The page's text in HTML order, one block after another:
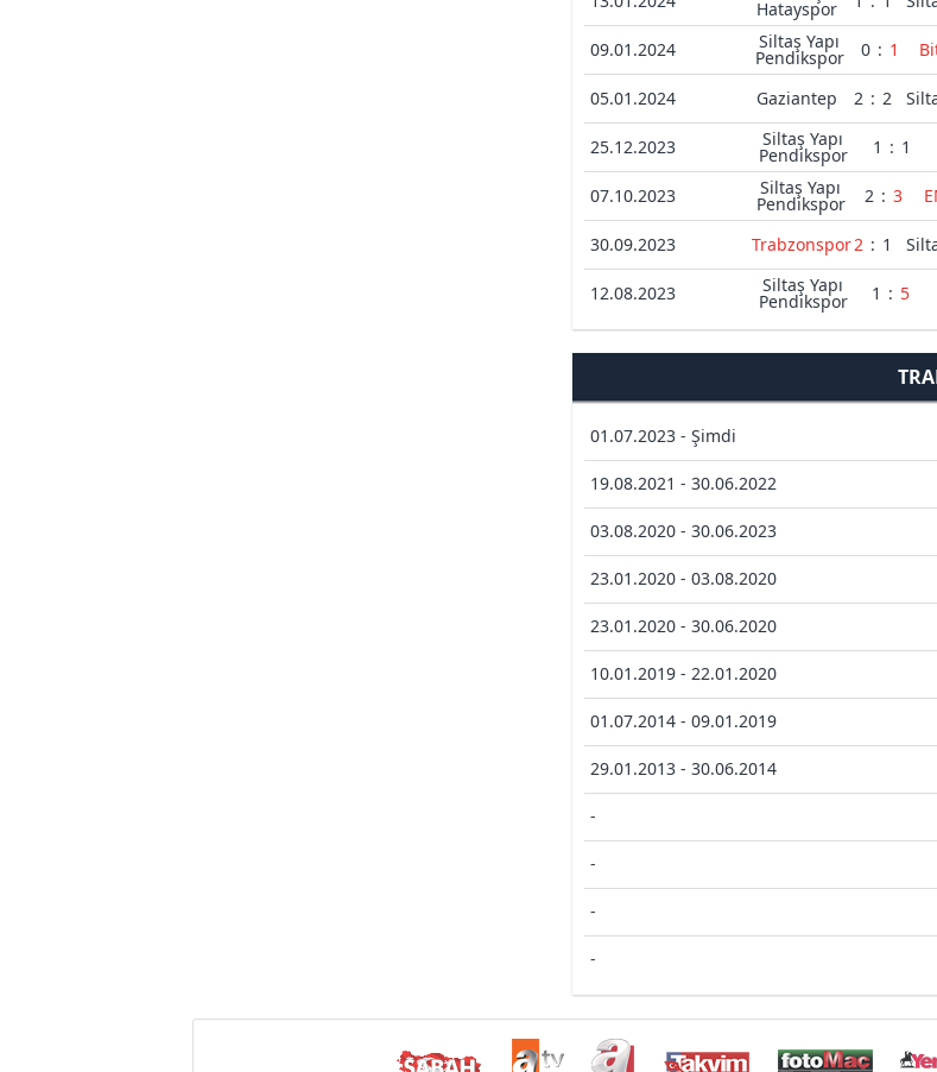
Hatayspor
09.01.2024 Siltaş Yapı
Pendikspor 0 : 1
05.01.2024 Gaziantep 2 : 2
25.12.2023 Siltaş Yapı
Pendikspor 1 : 1
07.10.2023 Siltaş Yapı
Pendikspor 2 : 3
30.09.2023 Trabzonspor2 : 1
12.08.2023 Siltaş Yapı
Pendikspor 1 : 5
01.07.2023 - Şimdi
19.08.2021 - 30.06.2022
03.08.2020 - 30.06.2023
23.01.2020 - 03.08.2020
23.01.2020 - 30.06.2020
10.01.2019 - 22.01.2020
01.07.2014 - 09.01.2019
29.01.2013 - 30.06.2014
-
-
-
-